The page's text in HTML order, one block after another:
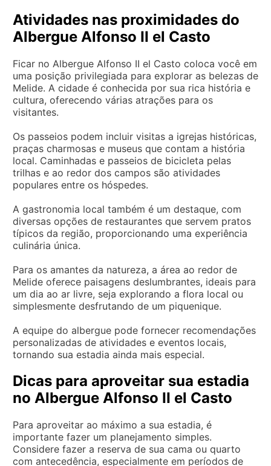
Atividades nas proximidades do
Albergue Alfonso II el Casto
Ficar no Albergue Alfonso II el Casto coloca você em
uma posição privilegiada para explorar as belezas de
Melide. A cidade é conhecida por sua rica história e
cultura, oferecendo várias atrações para os
visitantes.
Os passeios podem incluir visitas a igrejas históricas,
praças charmosas e museus que contam a história
local. Caminhadas e passeios de bicicleta pelas
trilhas e ao redor dos campos são atividades
populares entre os hóspedes.
A gastronomia local também é um destaque, com
diversas opções de restaurantes que servem pratos
típicos da região, proporcionando uma experiência
culinária única.
Para os amantes da natureza, a área ao redor de
Melide oferece paisagens deslumbrantes, ideais para
um dia ao ar livre, seja explorando a flora local ou
simplesmente desfrutando de um piquenique.
A equipe do albergue pode fornecer recomendações
personalizadas de atividades e eventos locais,
tornando sua estadia ainda mais especial.
Dicas para aproveitar sua estadia
no Albergue Alfonso II el Casto
Para aproveitar ao máximo a sua estadia, é
importante fazer um planejamento simples.
Considere fazer a reserva de sua cama ou quarto
com antecedência, especialmente em períodos de